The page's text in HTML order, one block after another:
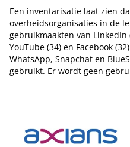
Een inventarisatie laat zien
overheidsorganisaties in de
gebruikmaakten van LinkedIn
YouTube (34) en Facebook
WhatsApp, Snapchat en
gebruikt. Er wordt geen